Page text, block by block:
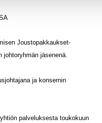
Joustopakkaukset-
johtoryhmän jäsenenä.
ja konsernin
palveluksesta toukokuun